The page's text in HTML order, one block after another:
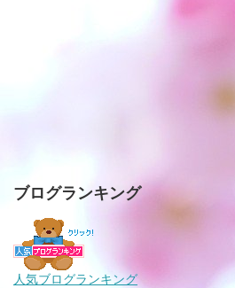
ブログランキング
人気ブログランキング